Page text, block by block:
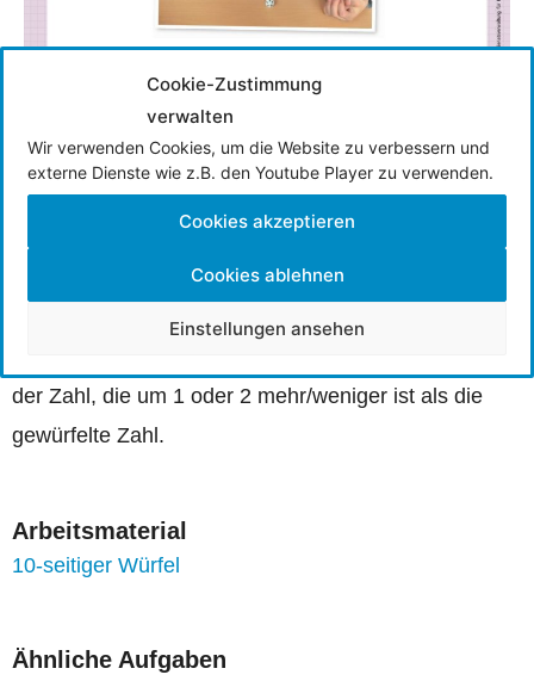
Cookie-Zustimmung
verwalten
Wir verwenden Cookies, um die Website zu verbessern und
externe Dienste wie z.B. den Youtube Player zu verwenden.
Cookies akzeptieren
Cookies ablehnen
Einstellungen ansehen
Worum geht es
Jede Zahl der Zahlwortreihe ist „um eins mehr“ als
die vorherige Zahl. Umgekehrt ist die vorangehende
Zahl „um eins weniger“ als die nachfolgende Zahl.
Dieses Würfelspiel setzt auf der Zahlenebene von 1
—10 an, die Würfelbilder erscheinen nicht mehr. Mit
der Zahl, die um 1 oder 2 mehr/weniger ist als die
gewürfelte Zahl.
Arbeitsmaterial
10-seitiger Würfel
Ähnliche Aufgaben